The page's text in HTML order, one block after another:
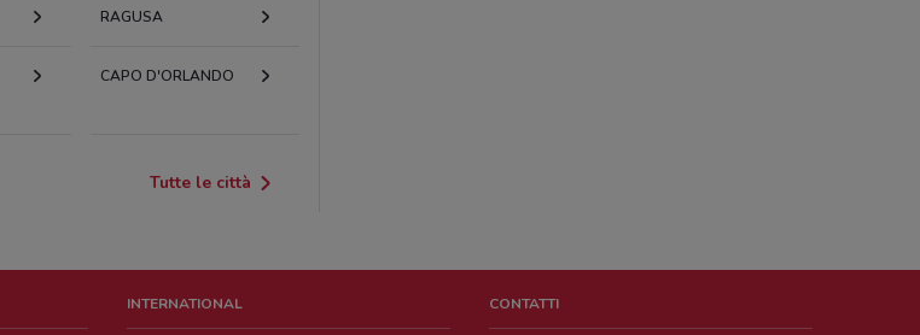
RAGUSA
CAPO D'ORLANDO
Tutte le città
INTERNATIONAL CONTATTI